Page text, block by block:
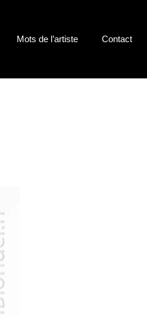
Mots de l’artiste Contact